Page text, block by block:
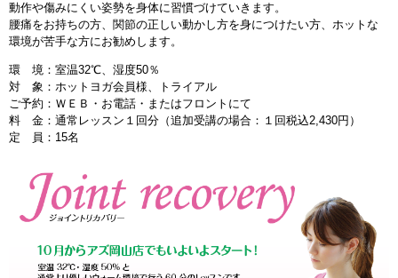
動作や傷みにくい姿勢を身体に習慣づけていきます。
腰痛をお持ちの方、関節の正しい動かし方を身につけたい方、ホットな
環境が苦手な方にお勧めします。
環 境：室温32℃、湿度50％
対 象：ホットヨガ会員様、トライアル
ご予約：ＷＥＢ・お電話・またはフロントにて
料 金：通常レッスン１回分（追加受講の場合：１回税込2,430円）
定 員：15名
ご入会のご予約
採用情報